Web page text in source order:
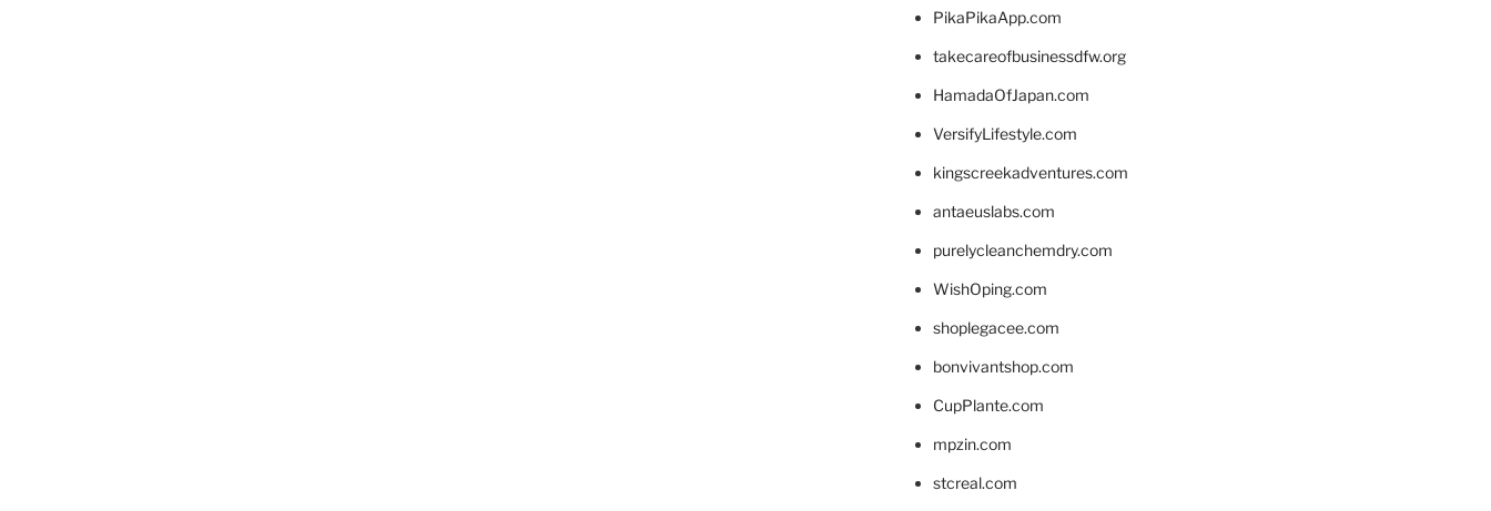
PikaPikaApp.com
takecareofbusinessdfw.org
HamadaOfJapan.com
VersifyLifestyle.com
kingscreekadventures.com
antaeuslabs.com
purelycleanchemdry.com
WishOping.com
shoplegacee.com
bonvivantshop.com
CupPlante.com
mpzin.com
stcreal.com